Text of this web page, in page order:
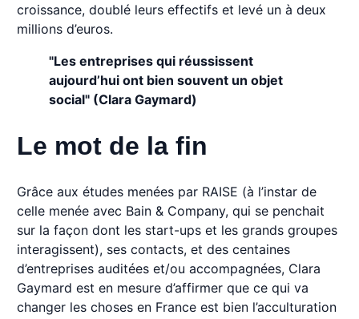
croissance, doublé leurs effectifs et levé un à deux
millions d’euros.
"Les entreprises qui réussissent
aujourd’hui ont bien souvent un objet
social" (Clara Gaymard)
Le mot de la fin
Grâce aux études menées par RAISE (à l’instar de
celle menée avec Bain & Company, qui se penchait
sur la façon dont les start-ups et les grands groupes
interagissent), ses contacts, et des centaines
d’entreprises auditées et/ou accompagnées, Clara
Gaymard est en mesure d’affirmer que ce qui va
changer les choses en France est bien l’acculturation